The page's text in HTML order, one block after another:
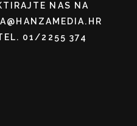
NAS NA
01/2255 374